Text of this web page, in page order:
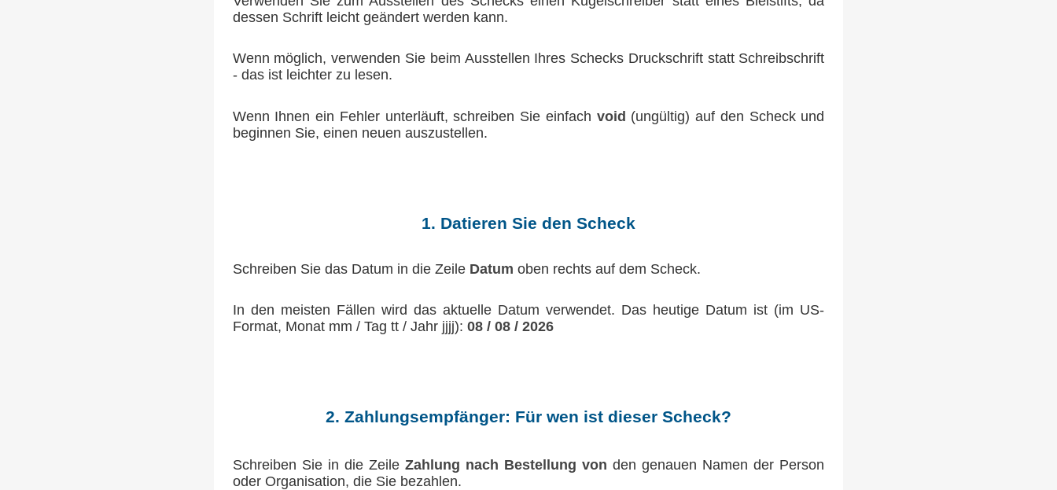
dessen Schrift leicht geändert werden kann.
Wenn möglich, verwenden Sie beim Ausstellen Ihres Schecks Druckschrift statt Schreibschrift
- das ist leichter zu lesen.
Wenn Ihnen ein Fehler unterläuft, schreiben Sie einfach void (ungültig) auf den Scheck und
beginnen Sie, einen neuen auszustellen.
1. Datieren Sie den Scheck
Schreiben Sie das Datum in die Zeile Datum oben rechts auf dem Scheck.
In den meisten Fällen wird das aktuelle Datum verwendet. Das heutige Datum ist (im US-
Format, Monat mm / Tag tt / Jahr jjjj): 08 / 08 / 2026
2. Zahlungsempfänger: Für wen ist dieser Scheck?
Schreiben Sie in die Zeile Zahlung nach Bestellung von den genauen Namen der Person
oder Organisation, die Sie bezahlen.